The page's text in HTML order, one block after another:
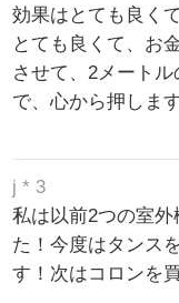
効果はとても良く
とても良くて、お
させて、2メート
で、心から押しま
j * 3
私は以前2つの室
た！今度はタンス
す！次はコロンを